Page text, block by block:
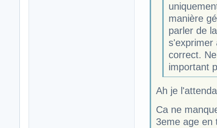
manière
parler de
s'exprimer
correct.
important
Ah je
Ca ne
3eme age en